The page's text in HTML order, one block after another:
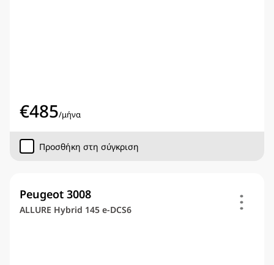
€485/μήνα
Προσθήκη στη σύγκριση
Peugeot 3008
ALLURE Hybrid 145 e-DCS6